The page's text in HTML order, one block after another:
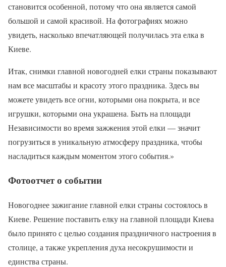
становится особенной, потому что она является самой
большой и самой красивой. На фотографиях можно
увидеть, насколько впечатляющей получилась эта елка в
Киеве.
Итак, снимки главной новогодней елки страны показывают
нам все масштабы и красоту этого праздника. Здесь вы
можете увидеть все огни, которыми она покрыта, и все
игрушки, которыми она украшена. Быть на площади
Независимости во время зажжения этой елки — значит
погрузиться в уникальную атмосферу праздника, чтобы
насладиться каждым моментом этого события.»
Фотоотчет о событии
Новогоднее зажигание главной елки страны состоялось в
Киеве. Решение поставить елку на главной площади Киева
было принято с целью создания праздничного настроения в
столице, а также укрепления духа несокрушимости и
единства страны.